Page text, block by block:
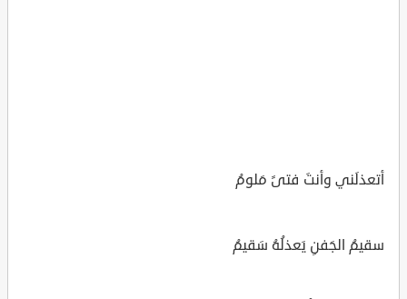
أتعذلَني وأنتَ فتىً مَلومُ
سقيمُ الجَفنِ يَعذلُهُ سَقيمُ